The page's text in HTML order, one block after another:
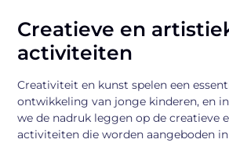
Creatieve en
activiteiten
Creativiteit en kunst spelen een
ontwikkeling van jonge kinderen, en
we de nadruk leggen op de creatieve
activiteiten die worden aangeboden in